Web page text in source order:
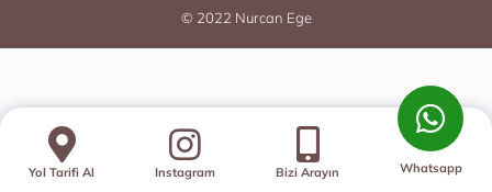
Yol Tarifi Al Instagram Bizi Arayın Whatsapp
© 2022 Nurcan Ege